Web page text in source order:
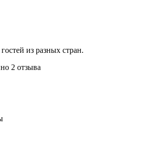
из разных стран.
2 отзыва